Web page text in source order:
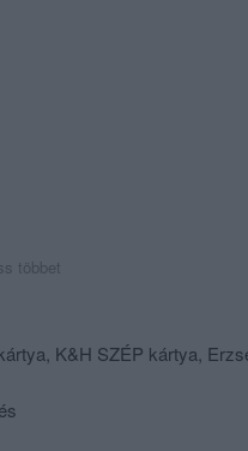
többet
K&H SZÉP kártya,